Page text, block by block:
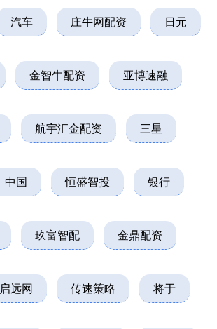
汽车 庄牛网配资 日元
金智牛配资 亚博速融
航宇汇金配资 三星
中国 恒盛智投 银行
玖富智配 金鼎配资
启远网 传速策略 将于